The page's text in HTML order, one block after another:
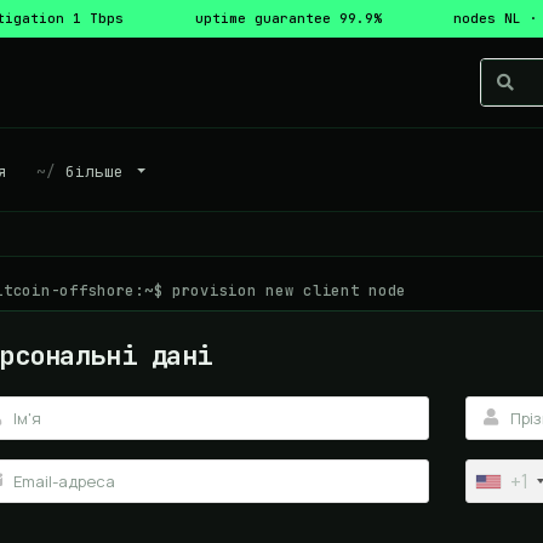
1 Tbps uptime guarantee 99.9% nodes NL ·
більше
offshore:~$ provision new client node
дані
+1